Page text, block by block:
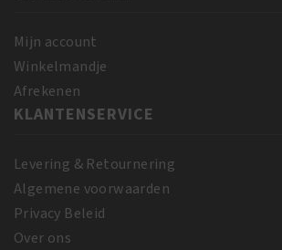
gr
aantal
Mijn account
Winkelmandje
Afrekenen
KLANTENSERVICE
Levering & Retournering
Algemene voorwaarden
Privacy Beleid
Over ons